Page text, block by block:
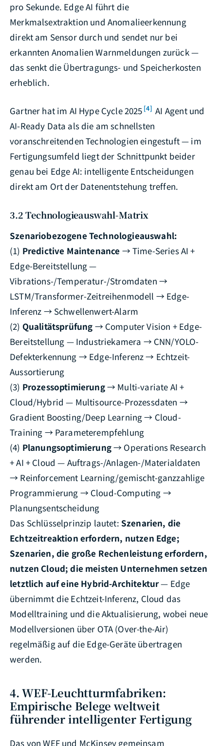
pro Sekunde. Edge AI führt die
Merkmalsextraktion und Anomalieerkennung
direkt am Sensor durch und sendet nur bei
erkannten Anomalien Warnmeldungen zurück —
das senkt die Übertragungs- und Speicherkosten
erheblich.
Gartner hat im AI Hype Cycle 2025 [4] AI Agent und
AI-Ready Data als die am schnellsten
voranschreitenden Technologien eingestuft — im
Fertigungsumfeld liegt der Schnittpunkt beider
genau bei Edge AI: intelligente Entscheidungen
direkt am Ort der Datenentstehung treffen.
3.2 Technologieauswahl-Matrix
Szenariobezogene Technologieauswahl:
(1) Predictive Maintenance → Time-Series AI +
Edge-Bereitstellung —
Vibrations-/Temperatur-/Stromdaten →
LSTM/Transformer-Zeitreihenmodell → Edge-
Inferenz → Schwellenwert-Alarm
(2) Qualitätsprüfung → Computer Vision + Edge-
Bereitstellung — Industriekamera → CNN/YOLO-
Defekterkennung → Edge-Inferenz → Echtzeit-
Aussortierung
(3) Prozessoptimierung→ Multi-variate AI +
Cloud/Hybrid — Multisource-Prozessdaten →
Gradient Boosting/Deep Learning → Cloud-
Training → Parameterempfehlung
(4) Planungsoptimierung→ Operations Research
+ AI + Cloud — Auftrags-/Anlagen-/Materialdaten
→ Reinforcement Learning/gemischt-ganzzahlige
Programmierung → Cloud-Computing →
Planungsentscheidung
Das Schlüsselprinzip lautet: Szenarien, die
Echtzeitreaktion erfordern, nutzen Edge;
Szenarien, die große Rechenleistung erfordern,
nutzen Cloud; die meisten Unternehmen setzen
letztlich auf eine Hybrid-Architektur— Edge
übernimmt die Echtzeit-Inferenz, Cloud das
Modelltraining und die Aktualisierung, wobei neue
Modellversionen über OTA (Over-the-Air)
regelmäßig auf die Edge-Geräte übertragen
werden.
4. WEF-Leuchtturmfabriken:
Empirische Belege weltweit
führender intelligenter Fertigung
Das von WEF und McKinsey gemeinsam